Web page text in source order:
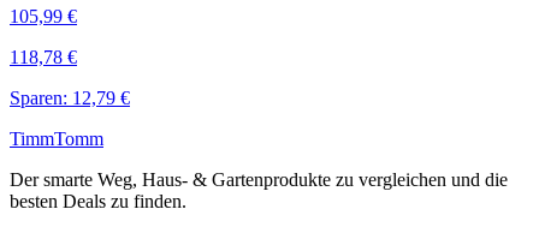
105,99 €
118,78 €
Sparen: 12,79 €
TimmTomm
Der smarte Weg, Haus- & Gartenprodukte zu vergleichen und die
besten Deals zu finden.